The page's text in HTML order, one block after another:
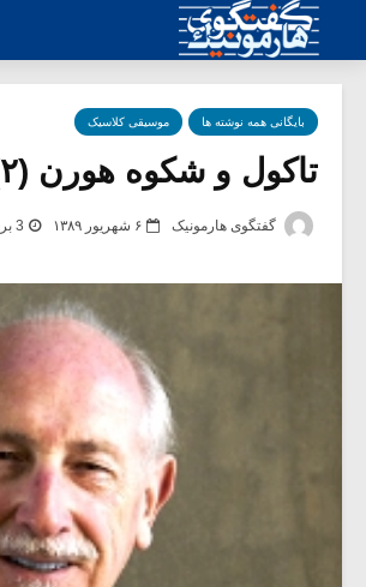
بایگانی همه نوشته ها موسیقی کلاسیک
تاکول و شکوه هورن (۲)
گفتگوی هارمونیک ۶ شهریور ۱۳۸۹ 3 برچسب -